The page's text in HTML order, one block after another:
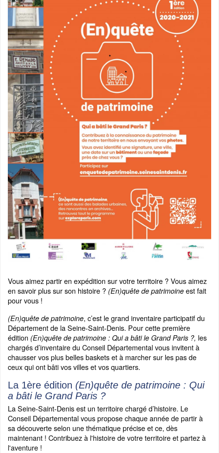
Vous aimez partir en expédition sur votre territoire ? Vous aimez
en savoir plus sur son histoire ? (En)quête de patrimoine est fait
pour vous !
(En)quête de patrimoine, c’est le grand inventaire participatif du
Département de la Seine-Saint-Denis. Pour cette première
édition (En)quête de patrimoine : Qui a bâti le Grand Paris ?, les
chargés d’inventaire du Conseil Départemental vous invitent à
chausser vos plus belles baskets et à marcher sur les pas de
ceux qui ont bâti vos villes et vos quartiers.
La 1ère édition (En)quête de patrimoine : Qui
a bâti le Grand Paris ?
La Seine-Saint-Denis est un territoire chargé d’histoire. Le
Conseil Départemental vous propose chaque année de partir à
sa découverte selon une thématique précise et ce, dès
maintenant ! Contribuez à l'histoire de votre territoire et partez à
l'aventure !